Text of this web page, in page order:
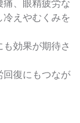
、眼精疲労な
えやむくみを
効果が期待さ
回復にもつなが